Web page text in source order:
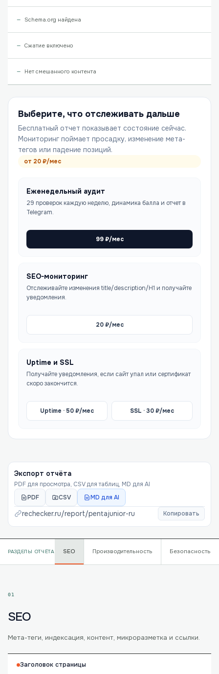
Schema.org найдена
Сжатие включено
Нет смешанного контента
Выберите, что отслеживать дальше
Бесплатный отчет показывает состояние сейчас.
Мониторинг поймает просадку, изменение мета-
тегов или падение позиций.
от 20₽/мес
Еженедельный аудит
29 проверок каждую неделю, динамика балла и отчет в
Telegram.
99₽/мес
SEO-мониторинг
Отслеживайте изменения title/description/H1 и получайте
уведомления.
20₽/мес
Uptime и SSL
Получайте уведомления, если сайт упал или сертификат
скоро закончится.
Uptime ·50₽/мес SSL ·30₽/мес
Экспорт отчёта
PDF для просмотра, CSV для таблиц, MD для AI
PDF
CSV MD для AI
rechecker.ru/report/pentajunior-ru Копировать
РАЗДЕЛЫ ОТЧЁТА SEO Производительность Безопасность
01
SEO
Мета-теги, индексация, контент, микроразметка и ссылки.
Заголовок страницы